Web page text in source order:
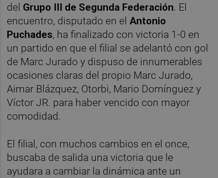
del Grupo III de Segunda Federación. El
encuentro, disputado en elAntonio
Puchades, ha finalizado con victoria 1-0 en
un partido en que el filial se adelantó con gol
de Marc Jurado y dispuso de innumerables
ocasiones claras del propio Marc Jurado,
Aimar Blázquez, Otorbi, Mario Domínguez y
Víctor JR. para haber vencido con mayor
comodidad.
El filial, con muchos cambios en el once,
buscaba de salida una victoria que le
ayudara a cambiar la dinámica ante un